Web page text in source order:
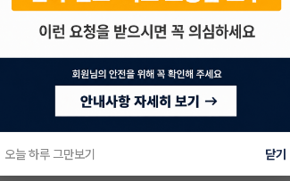
오늘 하루 그만보기 닫기